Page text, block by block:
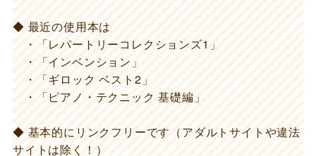
◆ 最近の使用本は
・「レパートリーコレクションズ1」
・「インベンション」
・「ギロック ベスト2」
・「ピアノ・テクニック 基礎編」
◆ 基本的にリンクフリーです（アダルトサイトや違法
サイトは除く！）